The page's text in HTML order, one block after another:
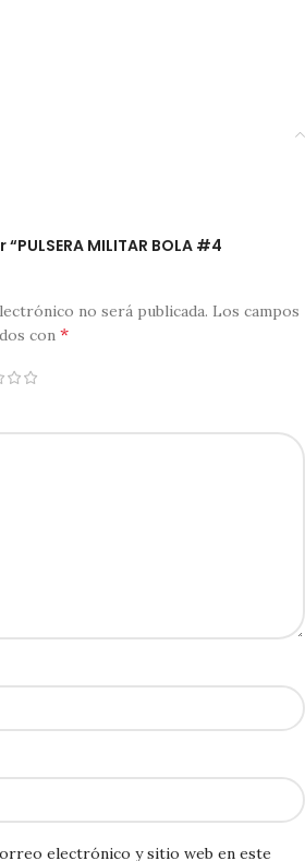
MILITAR BOLA #4
no será publicada. Los campos
con *
electrónico y sitio web en este